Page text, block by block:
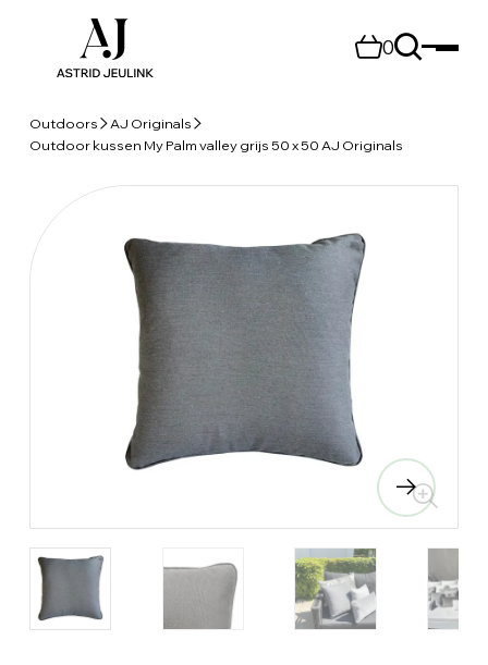
0
Outdoors
AJ Originals
Outdoor kussen My Palm valley grijs 50 x 50 AJ Originals